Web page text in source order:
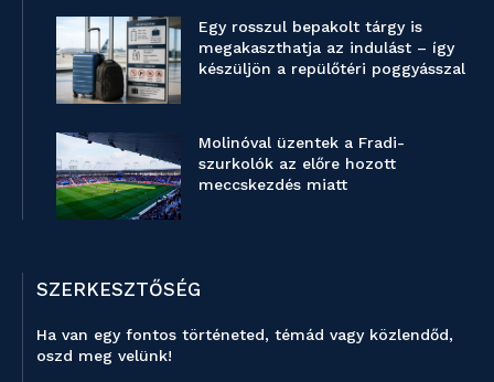
Egy rosszul bepakolt tárgy is
megakaszthatja az indulást – így
készüljön a repülőtéri poggyásszal
Molinóval üzentek a Fradi-
szurkolók az előre hozott
meccskezdés miatt
SZERKESZTŐSÉG
Ha van egy fontos történeted, témád vagy közlendőd,
oszd meg velünk!